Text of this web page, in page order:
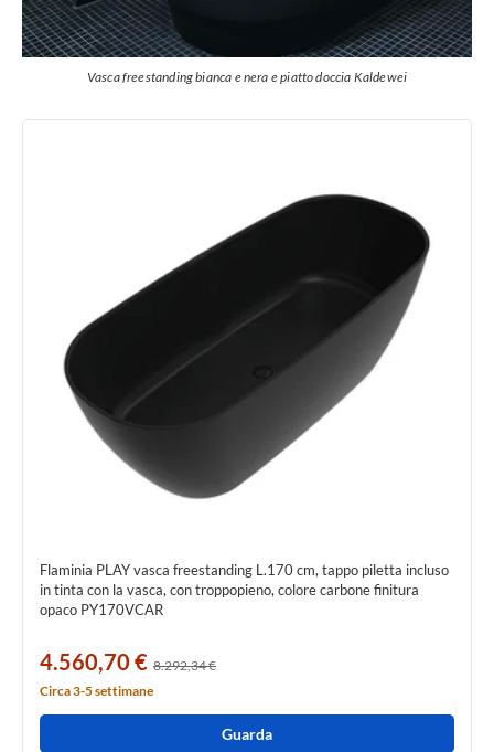
Vasca freestanding bianca e nera e piatto doccia Kaldewei
Flaminia PLAY vasca freestanding L.170 cm, tappo piletta incluso
in tinta con la vasca, con troppopieno, colore carbone finitura
opaco PY170VCAR
4.560,70 € 8.292,34 €
Circa 3-5 settimane
Guarda